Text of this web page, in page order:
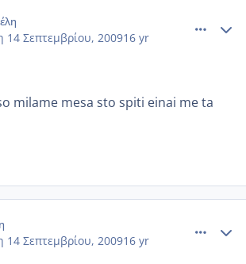
14 Σεπτεμβρίου, 200916 yr
milame mesa sto spiti einai me ta
14 Σεπτεμβρίου, 200916 yr